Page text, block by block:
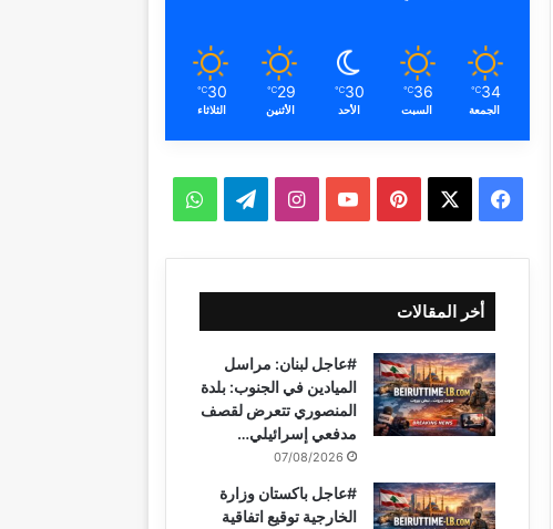
34
℃
الجمعة
36
℃
السبت
30
℃
الأحد
29
℃
الأثنين
30
℃
الثلاثاء
س
ب
و
ك
ب
ن
ت
ي
ر
س
o
u
T
u
b
e
ا
س
ت
ق
ر
ا
م
ل
ق
ر
ا
و
أخر المقالات
#عاجل لبنان: مراسل
الميادين في الجنوب: بلدة
المنصوري تتعرض لقصف
مدفعي إسرائيلي…
07/08/2026
#عاجل باكستان وزارة
الخارجية توقيع اتفاقية